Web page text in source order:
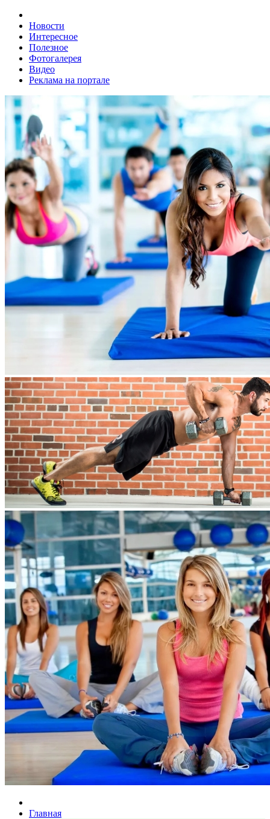
Новости
Интересное
Полезное
Фотогалерея
Видео
Реклама на портале
Главная